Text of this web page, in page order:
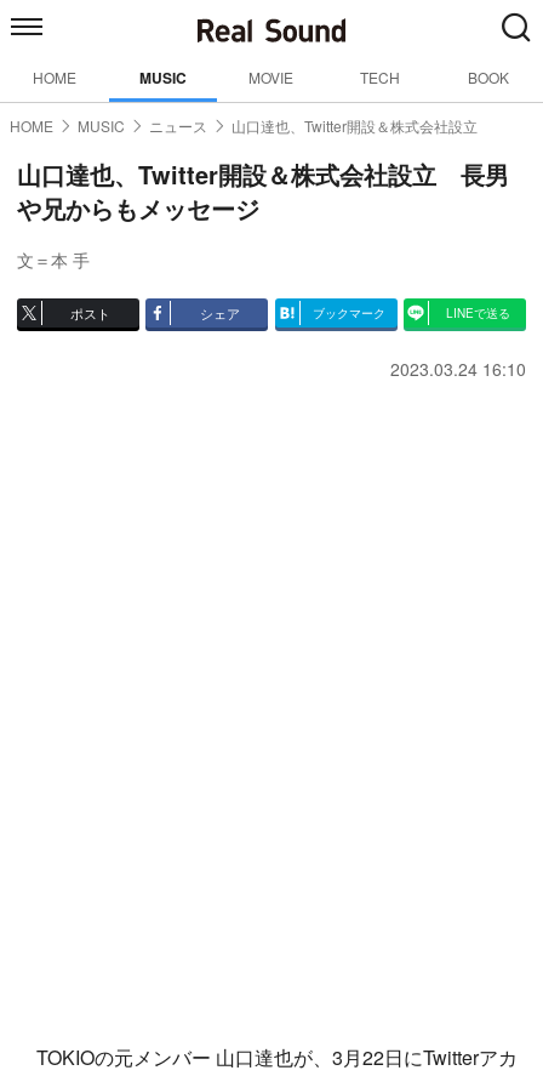
HOME MUSIC MOVIE TECH BOOK
HOME MUSIC ニュース 山口達也、Twitter開設＆株式会社設立
山口達也、Twitter開設＆株式会社設立 長男
や兄からもメッセージ
文＝本 手
ポスト シェア ブックマーク LINEで送る
2023.03.24 16:10
TOKIOの元メンバー 山口達也が、3月22日にTwitterアカ